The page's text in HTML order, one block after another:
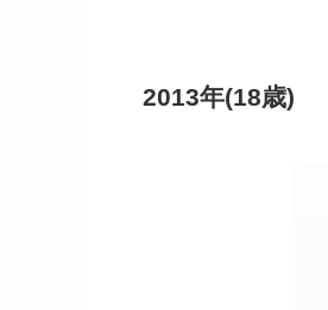
2013年(18歳)